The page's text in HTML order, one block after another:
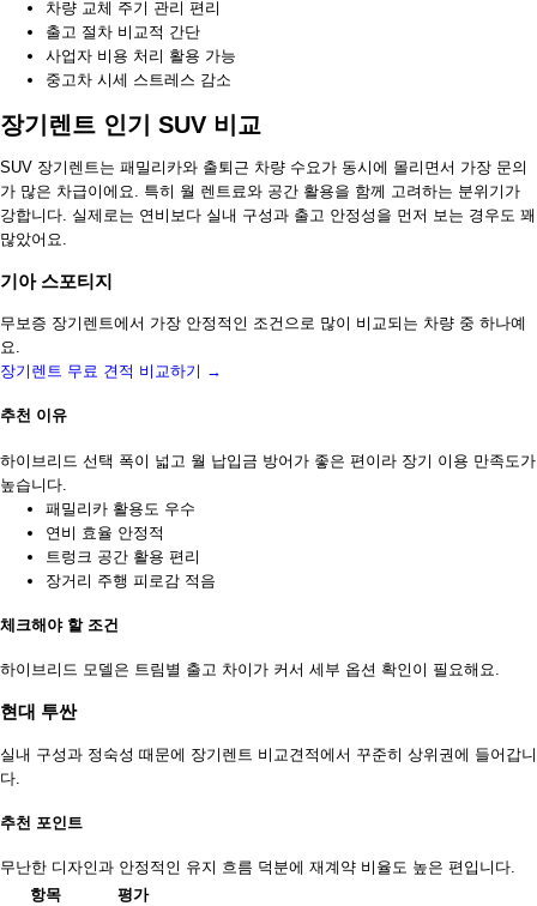
차량 교체 주기 관리 편리
출고 절차 비교적 간단
사업자 비용 처리 활용 가능
중고차 시세 스트레스 감소
장기렌트 인기 SUV 비교
SUV 장기렌트는 패밀리카와 출퇴근 차량 수요가 동시에 몰리면서 가장 문의
가 많은 차급이에요. 특히 월 렌트료와 공간 활용을 함께 고려하는 분위기가
강합니다. 실제로는 연비보다 실내 구성과 출고 안정성을 먼저 보는 경우도 꽤
많았어요.
기아 스포티지
무보증 장기렌트에서 가장 안정적인 조건으로 많이 비교되는 차량 중 하나예
요.
장기렌트 무료 견적 비교하기 →
추천 이유
하이브리드 선택 폭이 넓고 월 납입금 방어가 좋은 편이라 장기 이용 만족도가
높습니다.
패밀리카 활용도 우수
연비 효율 안정적
트렁크 공간 활용 편리
장거리 주행 피로감 적음
체크해야 할 조건
하이브리드 모델은 트림별 출고 차이가 커서 세부 옵션 확인이 필요해요.
현대 투싼
실내 구성과 정숙성 때문에 장기렌트 비교견적에서 꾸준히 상위권에 들어갑니
다.
추천 포인트
무난한 디자인과 안정적인 유지 흐름 덕분에 재계약 비율도 높은 편입니다.
항목
평가